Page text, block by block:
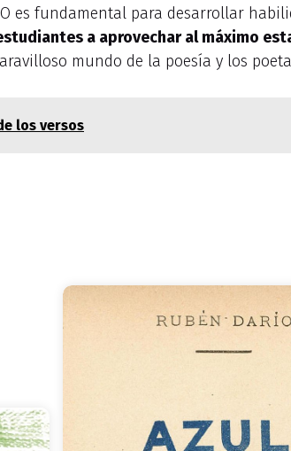
es fundamental para desarrollar
a aprovechar al máximo
mundo de la poesía y los
los versos